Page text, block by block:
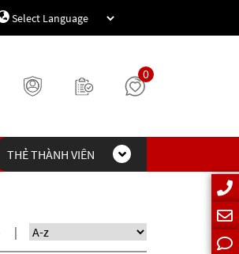
0
THẺ THÀNH VIÊN
|